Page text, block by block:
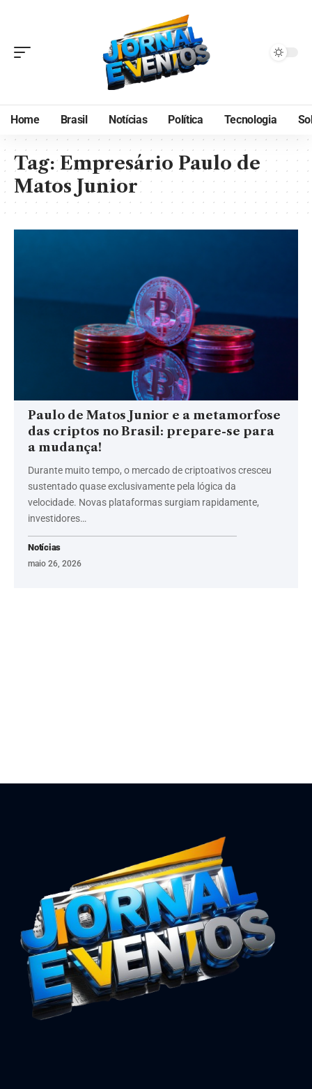
Home Brasil Notícias Política Tecnologia
Tag:Empresário Paulo de
Matos Junior
Paulo de Matos Junior e a metamorfose
das criptos no Brasil: prepare-se para
a mudança!
Durante muito tempo, o mercado de criptoativos cresceu
sustentado quase exclusivamente pela lógica da
velocidade. Novas plataformas surgiam rapidamente,
investidores…
Notícias
maio 26, 2026